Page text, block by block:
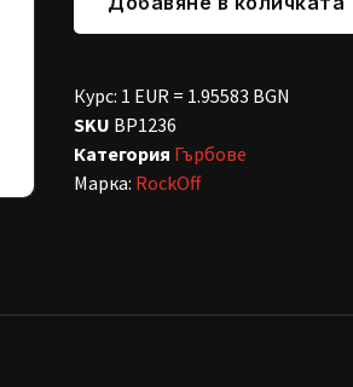
Курс: 1 EUR = 1.95583 BGN
SKU BP1236
Категория Гърбове
Марка: RockOff